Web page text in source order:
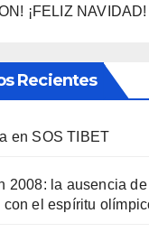
¡FELIZ NAVIDAD!
Recientes
en SOS TIBET
2008: la ausencia
con el espí­ritu